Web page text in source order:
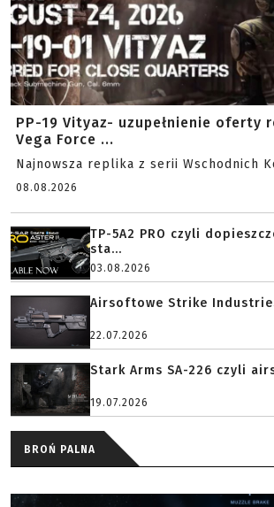
PP-19 Vityaz- uzupełnienie oferty
Vega Force ...
Najnowsza replika z serii Wschodnich
08.08.2026
TP-5A2 PRO czyli
sta...
03.08.2026
Airsoftowe Strike
22.07.2026
Stark Arms SA-226 czyli
19.07.2026
BROŃ PALNA